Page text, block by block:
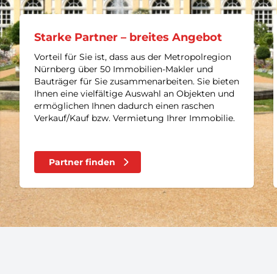
Starke Partner – breites Angebot
Vorteil für Sie ist, dass aus der Metropolregion
Nürnberg über 50 Immobilien-Makler und
Bauträger für Sie zusammenarbeiten. Sie bieten
Ihnen eine vielfältige Auswahl an Objekten und
ermöglichen Ihnen dadurch einen raschen
Verkauf/Kauf bzw. Vermietung Ihrer Immobilie.
Partner finden